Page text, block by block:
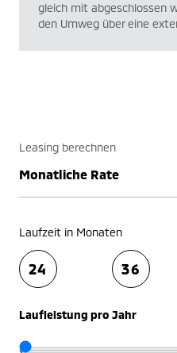
gleich mit abgeschlossen
den Umweg über eine
Leasing berechnen
Monatliche Rate
Laufzeit in Monaten
24 36
Laufleistung pro Jahr